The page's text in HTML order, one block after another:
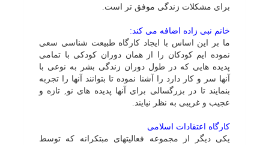
براى مشکلات زندگى موفق تر است.
خانم نبى زاده اضافه مى کند:
ما بر این اساس با ایجاد کارگاه طبیعت شناسى سعى
نموده ایم کودکان را از همان دوران کودکى با تمامى
پدیده هایى که در طول دوران زندگى بشر به نوعى با
آنها سر و کار دارد را آشنا نموده تا بتوانند آنها را تجربه
بنمایند تا در بزرگسالى براى آنها پدیده هاى نو, تازه و
عجیب و غریبى به نظر نیایند.
کارگاه اعتقادات اسلامى
یکى دیگر از مجموعه فعالیتهاى مبتکرانه که توسط